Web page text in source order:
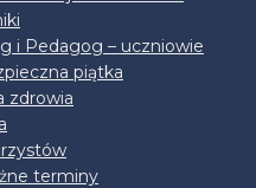
i Pedagog – uczniowie
piątka
zdrowia
terminy